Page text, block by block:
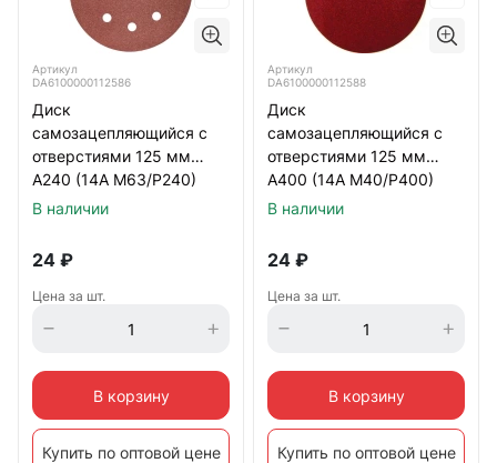
Артикул
DA6100000112586
Диск
самозацепляющийся с
отверстиями 125 мм
А240 (14А М63/Р240)
TSUNAMI
В наличии
24 ₽
Цена за шт.
В корзину
Купить по оптовой цене
Артикул
DA6100000112588
Диск
самозацепляющийся с
отверстиями 125 мм
А400 (14А М40/Р400)
TSUNAMI
В наличии
24 ₽
Цена за шт.
В корзину
Купить по оптовой цене